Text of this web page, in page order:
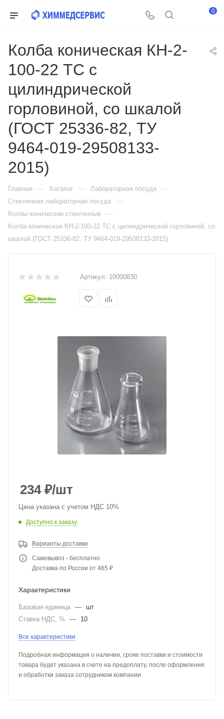
0
Колба коническая КН-2-
100-22 ТС с
цилиндрической
горловиной, со шкалой
(ГОСТ 25336-82, ТУ
9464-019-29508133-
2015)
Главная — Каталог — Лабораторная посуда —
Стеклянная лабораторная посуда —
Колбы конические стеклянные —
Колба коническая КН-2-100-22 ТС с цилиндрической горловиной, со
шкалой (ГОСТ 25336-82, ТУ 9464-019-29508133-2015)
Артикул: 10000830
234₽/шт
Цена указана с учетом НДС 10%
Доступно к заказу
Варианты доставки
Самовывоз - бесплатно
Доставка по России от 465 ₽
Характеристики
Базовая единица —
шт
Ставка НДС, %
— 10
Все характеристики
Подробная информация о наличии, сроке поставки и стоимости
товара будет указана в счете на предоплату, после оформления
и обработки заказа сотрудником компании